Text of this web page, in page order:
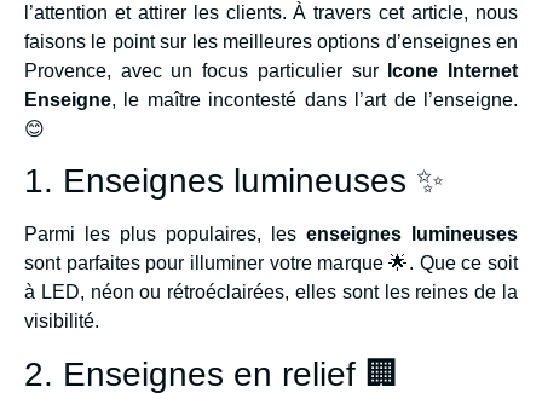
l’attention et attirer les clients. À travers cet article, nous
faisons le point sur les meilleures options d’enseignes en
Provence, avec un focus particulier sur
Icone Internet
Enseigne, le maître incontesté dans l’art de l’enseigne.
😊
1. Enseignes lumineuses ✨
Parmi les plus populaires, les enseignes lumineuses
sont parfaites pour illuminer votre marque 🌟. Que ce soit
à LED, néon ou rétroéclairées, elles sont les reines de la
visibilité.
2. Enseignes en relief 🏢